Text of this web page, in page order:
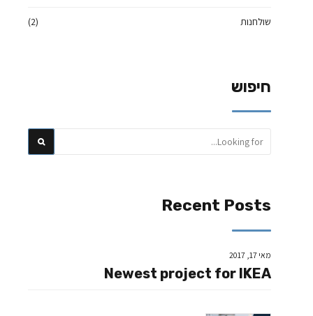
שולחנות (2)
חיפוש
Recent Posts
מאי 17, 2017
Newest project for IKEA